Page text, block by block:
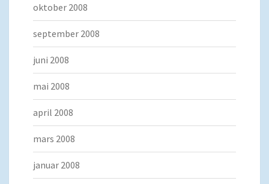
oktober 2008
september 2008
juni 2008
mai 2008
april 2008
mars 2008
januar 2008